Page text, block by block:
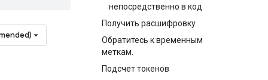
непосредственно в код
Получить расшифровку
Обратитесь к временным
меткам.
Подсчет токенов